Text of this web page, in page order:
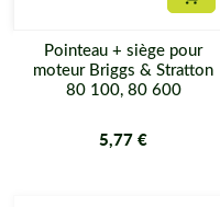
Pointeau + siège pour
moteur Briggs & Stratton
80 100, 80 600
5,77 €